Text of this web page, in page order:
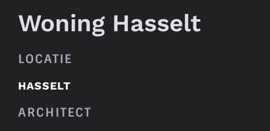
Woning Hasselt
LOCATIE
HASSELT
ARCHITECT